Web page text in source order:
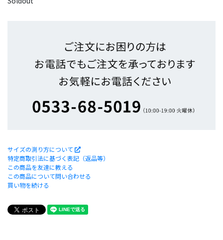
サイズの測り方について
特定商取引法に基づく表記（返品等）
この商品を友達に教える
この商品について問い合わせる
買い物を続ける